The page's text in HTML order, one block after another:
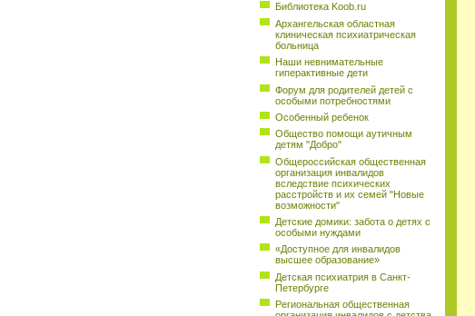
Библиотека Koob.ru
Архангельская областная
клиническая психиатрическая
больница
Наши невнимательные
гиперактивные дети
Форум для родителей детей с
особыми потребностями
Особенный ребенок
Общество помощи аутичным
детям "Добро"
Общероссийская общественная
организация инвалидов
вследствие психических
расстройств и их семей "Новые
возможности"
Детские домики: забота о детях с
особыми нуждами
«Доступное для инвалидов
высшее образование»
Детская психиатрия в Санкт-
Петербурге
Региональная общественная